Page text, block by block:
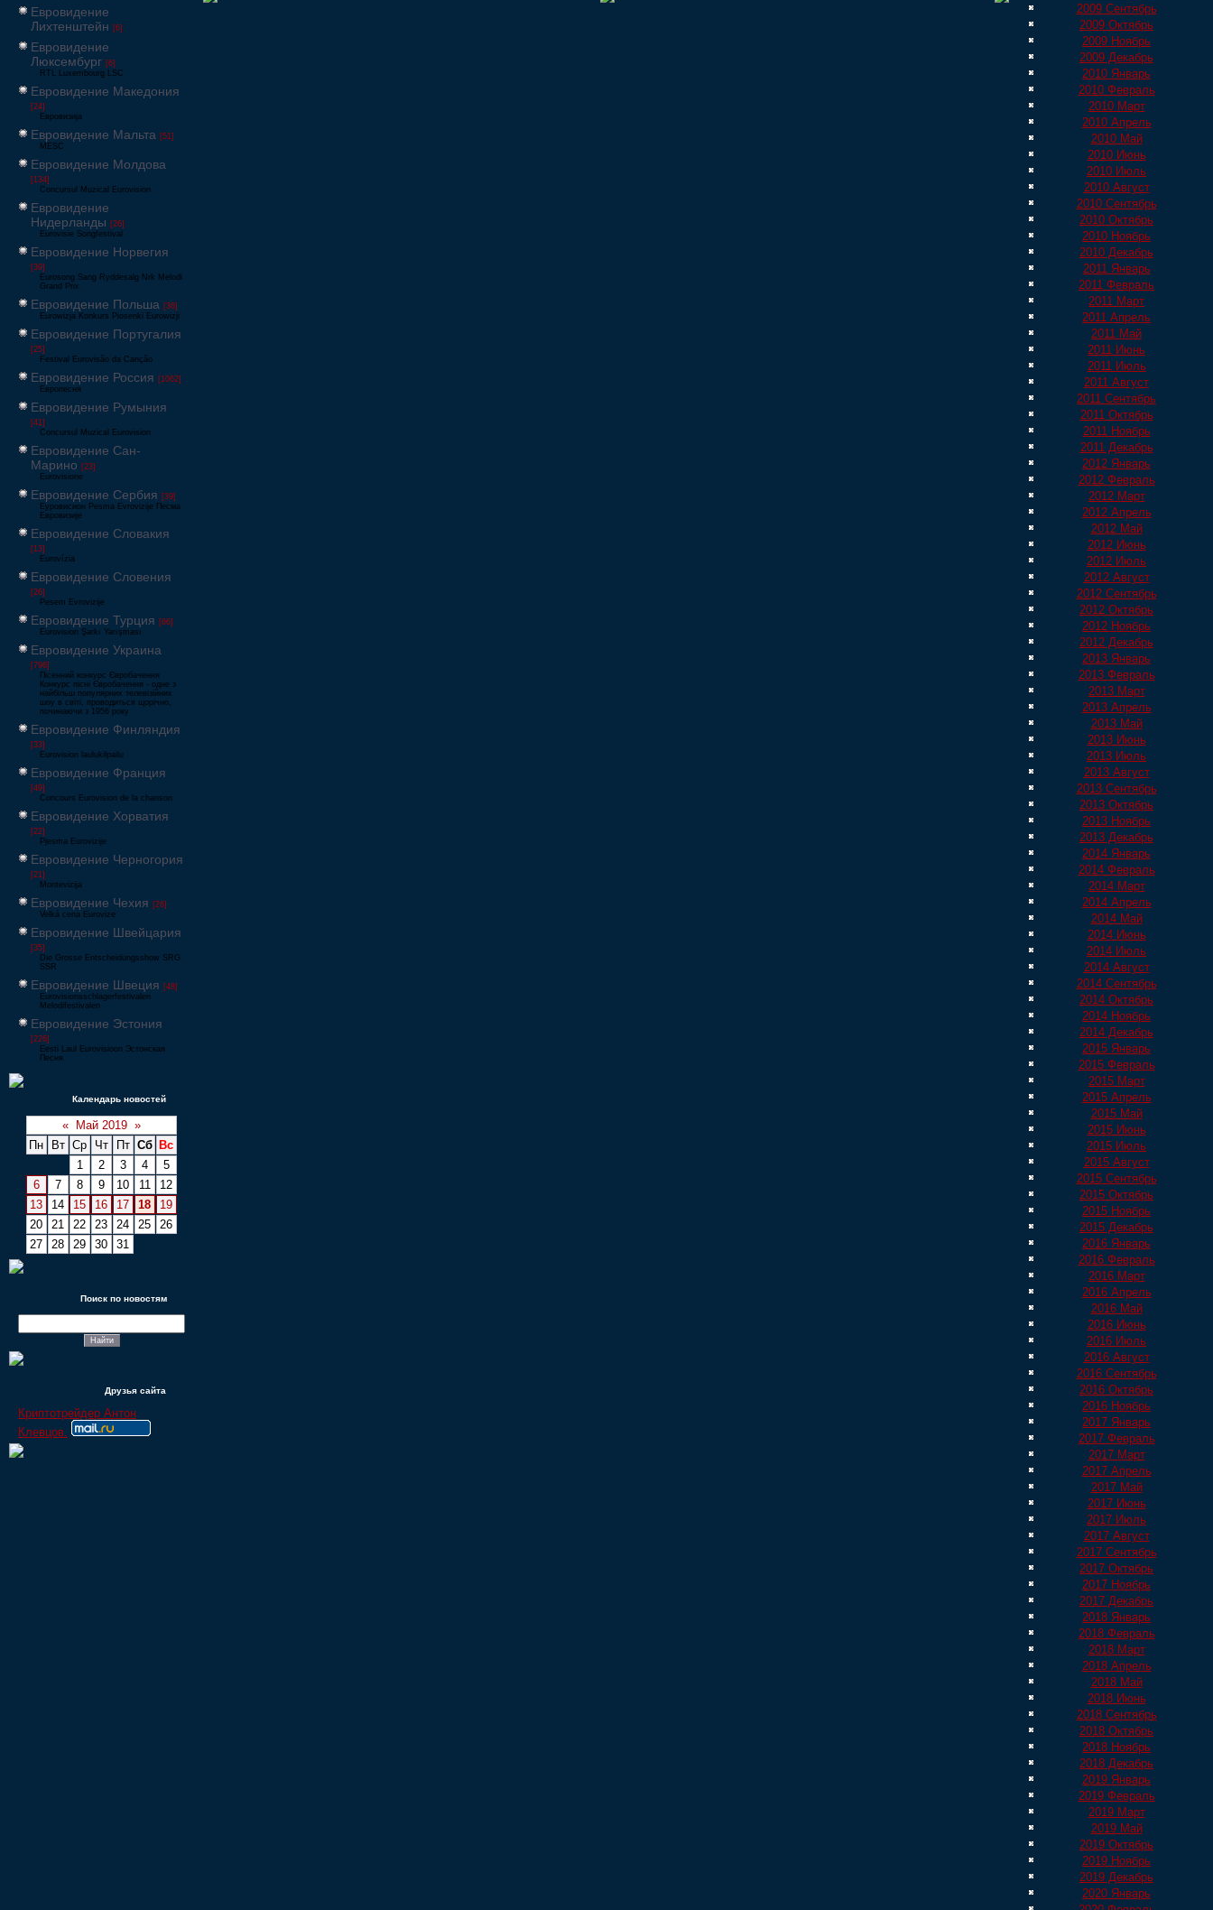
Евровидение
Лихтенштейн [6]
Евровидение
Люксембург [6]
RTL Luxembourg LSC
Евровидение Македония
[24]
Евровизија
Евровидение Мальта [51]
MESC
Евровидение Молдова
[134]
Concursul Muzical Eurovision
Евровидение
Нидерланды [26]
Eurovisie Songfestival
Евровидение Норвегия
[39]
Eurosong Sang Ryddesalg Nrk Melodi
Grand Prix
Евровидение Польша [36]
Eurowizja Konkurs Piosenki Eurowizji
Евровидение Португалия
[25]
Festival Eurovisão da Canção
Евровидение Россия [1062]
Европесня
Евровидение Румыния
[41]
Concursul Muzical Eurovision
Евровидение Сан-
Марино [23]
Eurovisione
Евровидение Сербия [39]
Еуровисион Pesma Evrovizije Песма
Евровизије
Евровидение Словакия
[13]
Eurovízia
Евровидение Словения
[26]
Pesem Evrovizije
Евровидение Турция [66]
Eurovision Şarkı Yarışması
Евровидение Украина
[796]
Пісенний конкурс Євробачення
Конкурс пісні Євробачення - одне з
найбільш популярних телевізійних
шоу в світі, проводиться щорічно,
починаючи з 1956 року
Евровидение Финляндия
[33]
Eurovision laulukilpailu
Евровидение Франция
[49]
Concours Eurovision de la chanson
Евровидение Хорватия
[22]
Pjesma Eurovizije
Евровидение Черногория
[21]
Montevizija
Евровидение Чехия [26]
Velká cena Eurovize
Евровидение Швейцария
[35]
Die Grosse Entscheidungsshow SRG
SSR
Евровидение Швеция [48]
Eurovisionsschlagerfestivalen
Melodifestivalen
Евровидение Эстония
[226]
Eesti Laul Eurovisioon Эстонская
Песня
Календарь новостей
« Май 2019 »
Пн
Вт Ср Чт Пт Сб
Вс
1
2 3 4
5
6
7 8 9 10 11
12
13
14 15 16 17 18
19
20
21 22 23 24 25
26
27
28 29 30 31
Поиск по новостям
Друзья сайта
Криптотрейдер Антон
Клевцов.
2009 Сентябрь
2009 Октябрь
2009 Ноябрь
2009 Декабрь
2010 Январь
2010 Февраль
2010 Март
2010 Апрель
2010 Май
2010 Июнь
2010 Июль
2010 Август
2010 Сентябрь
2010 Октябрь
2010 Ноябрь
2010 Декабрь
2011 Январь
2011 Февраль
2011 Март
2011 Апрель
2011 Май
2011 Июнь
2011 Июль
2011 Август
2011 Сентябрь
2011 Октябрь
2011 Ноябрь
2011 Декабрь
2012 Январь
2012 Февраль
2012 Март
2012 Апрель
2012 Май
2012 Июнь
2012 Июль
2012 Август
2012 Сентябрь
2012 Октябрь
2012 Ноябрь
2012 Декабрь
2013 Январь
2013 Февраль
2013 Март
2013 Апрель
2013 Май
2013 Июнь
2013 Июль
2013 Август
2013 Сентябрь
2013 Октябрь
2013 Ноябрь
2013 Декабрь
2014 Январь
2014 Февраль
2014 Март
2014 Апрель
2014 Май
2014 Июнь
2014 Июль
2014 Август
2014 Сентябрь
2014 Октябрь
2014 Ноябрь
2014 Декабрь
2015 Январь
2015 Февраль
2015 Март
2015 Апрель
2015 Май
2015 Июнь
2015 Июль
2015 Август
2015 Сентябрь
2015 Октябрь
2015 Ноябрь
2015 Декабрь
2016 Январь
2016 Февраль
2016 Март
2016 Апрель
2016 Май
2016 Июнь
2016 Июль
2016 Август
2016 Сентябрь
2016 Октябрь
2016 Ноябрь
2017 Январь
2017 Февраль
2017 Март
2017 Апрель
2017 Май
2017 Июнь
2017 Июль
2017 Август
2017 Сентябрь
2017 Октябрь
2017 Ноябрь
2017 Декабрь
2018 Январь
2018 Февраль
2018 Март
2018 Апрель
2018 Май
2018 Июнь
2018 Сентябрь
2018 Октябрь
2018 Ноябрь
2018 Декабрь
2019 Январь
2019 Февраль
2019 Март
2019 Май
2019 Октябрь
2019 Ноябрь
2019 Декабрь
2020 Январь